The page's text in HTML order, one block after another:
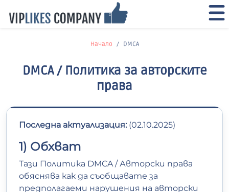
Начало DMCA
DMCA / Политика за авторските
права
Последна актуализация: (02.10.2025)
1) Обхват
Тази Политика DMCA / Авторски права
обяснява как да съобщавате за
предполагаеми нарушения на авторски